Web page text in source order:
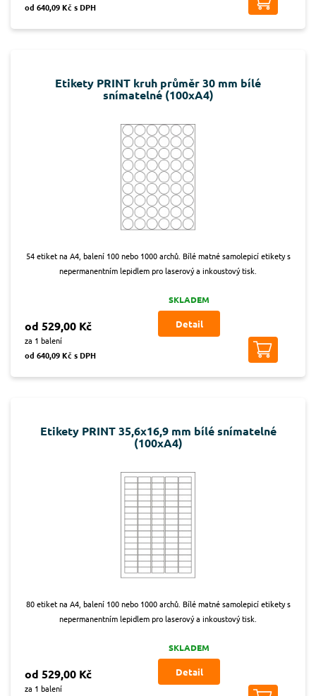
od 640,09 Kč s DPH
Etikety PRINT kruh průměr 30 mm bílé
snímatelné (100xA4)
54 etiket na A4, balení 100 nebo 1000 archů. Bílé matné samolepicí etikety s
nepermanentním lepidlem pro laserový a inkoustový tisk.
od 529,00 Kč
za 1 balení
od 640,09 Kč s DPH
SKLADEM
Detail
Etikety PRINT 35,6x16,9 mm bílé snímatelné
(100xA4)
80 etiket na A4, balení 100 nebo 1000 archů. Bílé matné samolepicí etikety s
nepermanentním lepidlem pro laserový a inkoustový tisk.
od 529,00 Kč
za 1 balení
SKLADEM
Detail